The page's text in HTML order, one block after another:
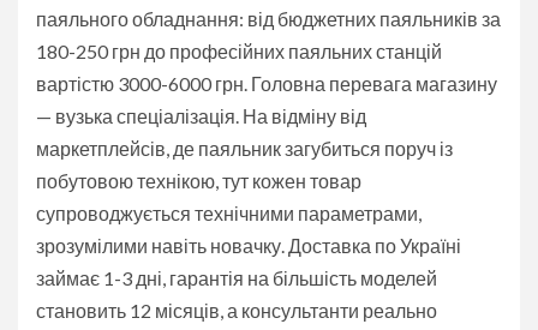
паяльного обладнання: від бюджетних паяльників за
180-250 грн до професійних паяльних станцій
вартістю 3000-6000 грн. Головна перевага магазину
— вузька спеціалізація. На відміну від
маркетплейсів, де паяльник загубиться поруч із
побутовою технікою, тут кожен товар
супроводжується технічними параметрами,
зрозумілими навіть новачку. Доставка по Україні
займає 1-3 дні, гарантія на більшість моделей
становить 12 місяців, а консультанти реально